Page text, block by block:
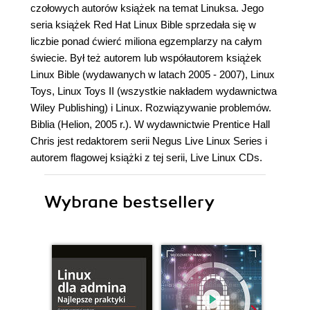
czołowych autorów książek na temat Linuksa. Jego
seria książek Red Hat Linux Bible sprzedała się w
liczbie ponad ćwierć miliona egzemplarzy na całym
świecie. Był też autorem lub współautorem książek
Linux Bible (wydawanych w latach 2005 - 2007), Linux
Toys, Linux Toys II (wszystkie nakładem wydawnictwa
Wiley Publishing) i Linux. Rozwiązywanie problemów.
Biblia (Helion, 2005 r.). W wydawnictwie Prentice Hall
Chris jest redaktorem serii Negus Live Linux Series i
autorem flagowej książki z tej serii, Live Linux CDs.
Wybrane bestsellery